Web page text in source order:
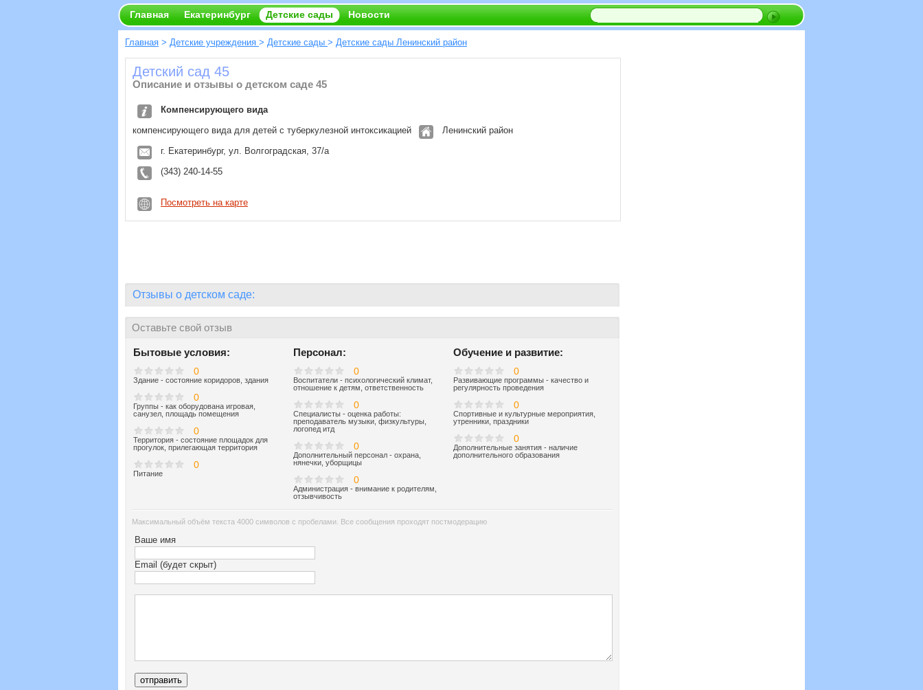
Главная Екатеринбург Детские сады Новости
Главная > Детские учреждения > Детские сады > Детские сады Ленинский район
Детский сад 45
Описание и отзывы о детском саде 45
Компенсирующего вида
компенсирующего вида для детей с туберкулезной интоксикацией
Ленинский район
г. Екатеринбург, ул. Волгоградская, 37/а
(343) 240-14-55
Посмотреть на карте
Отзывы о детском саде:
Оставьте свой отзыв
Бытовые условия:
0
Здание - состояние коридоров, здания
0
Группы - как оборудована игровая,
санузел, площадь помещения
0
Территория - состояние площадок для
прогулок, прилегающая территория
0
Питание
Персонал:
0
Воспитатели - психологический климат,
отношение к детям, ответственность
0
Специалисты - оценка работы:
преподаватель музыки, физкультуры,
логопед итд
0
Дополнительный персонал - охрана,
нянечки, уборщицы
0
Администрация - внимание к родителям,
отзывчивость
Обучение и развитие:
0
Развивающие программы - качество и
регулярность проведения
0
Спортивные и культурные мероприятия,
утренники, праздники
0
Дополнительные занятия - наличие
дополнительного образования
Максимальный объём текста 4000 символов с пробелами. Все сообщения проходят постмодерацию
Ваше имя
Email (будет скрыт)